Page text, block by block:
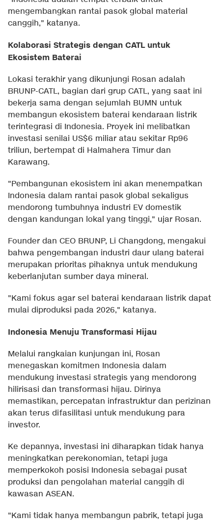
mengembangkan rantai pasok global material
canggih," katanya.
Kolaborasi Strategis dengan CATL untuk
Ekosistem Baterai
Lokasi terakhir yang dikunjungi Rosan adalah
BRUNP-CATL, bagian dari grup CATL, yang saat ini
bekerja sama dengan sejumlah BUMN untuk
membangun ekosistem baterai kendaraan listrik
terintegrasi di Indonesia. Proyek ini melibatkan
investasi senilai US$6 miliar atau sekitar Rp96
triliun, bertempat di Halmahera Timur dan
Karawang.
"Pembangunan ekosistem ini akan menempatkan
Indonesia dalam rantai pasok global sekaligus
mendorong tumbuhnya industri EV domestik
dengan kandungan lokal yang tinggi," ujar Rosan.
Founder dan CEO BRUNP, Li Changdong, mengakui
bahwa pengembangan industri daur ulang baterai
merupakan prioritas pihaknya untuk mendukung
keberlanjutan sumber daya mineral.
"Kami fokus agar sel baterai kendaraan listrik dapat
mulai diproduksi pada 2026," katanya.
Indonesia Menuju Transformasi Hijau
Melalui rangkaian kunjungan ini, Rosan
menegaskan komitmen Indonesia dalam
mendukung investasi strategis yang mendorong
hilirisasi dan transformasi hijau. Dirinya
memastikan, percepatan infrastruktur dan perizinan
akan terus difasilitasi untuk mendukung para
investor.
Ke depannya, investasi ini diharapkan tidak hanya
meningkatkan perekonomian, tetapi juga
memperkokoh posisi Indonesia sebagai pusat
produksi dan pengolahan material canggih di
kawasan ASEAN.
"Kami tidak hanya membangun pabrik, tetapi juga